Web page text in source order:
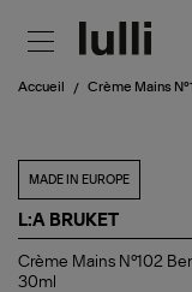
Accueil Crème Mains
MADE IN EUROPE
L:A BRUKET
Crème
Mains
Crème Mains N°102
30ml